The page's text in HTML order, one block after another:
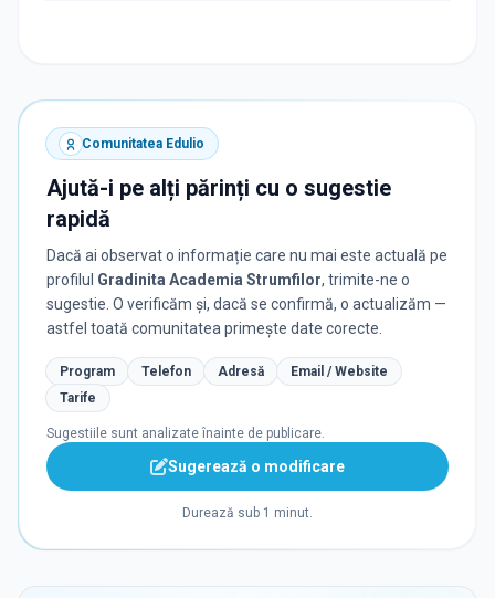
Comunitatea Edulio
Ajută-i pe alți părinți cu o sugestie
rapidă
Dacă ai observat o informație care nu mai este actuală pe
profilul Gradinita Academia Strumfilor, trimite-ne o
sugestie. O verificăm și, dacă se confirmă, o actualizăm —
astfel toată comunitatea primește date corecte.
Program Telefon Adresă
Email / Website
Tarife
Sugestiile sunt analizate înainte de publicare.
Sugerează o modificare
Durează sub 1 minut.